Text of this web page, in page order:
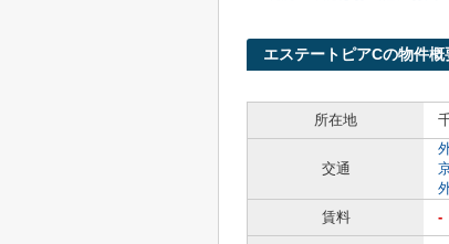
エステートピアCの物件概
所在地
交通
賃料
-